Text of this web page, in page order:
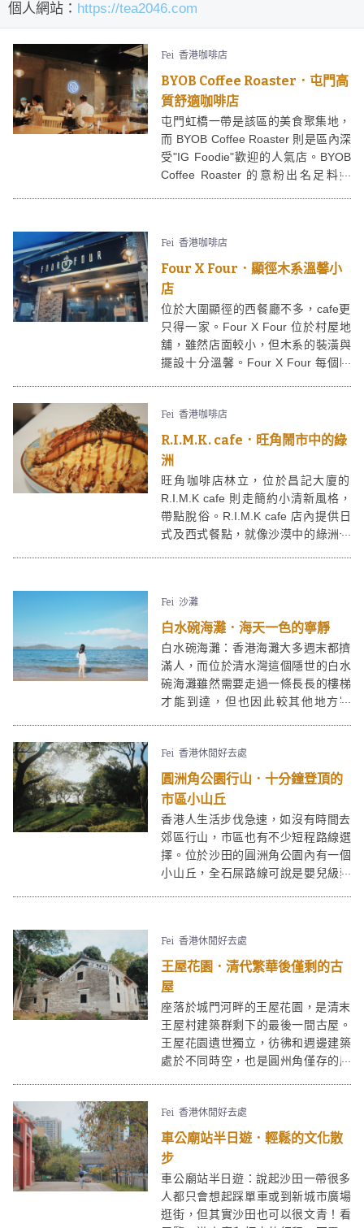
個人網站： https://tea2046.com
Fei 香港咖啡店
BYOB Coffee Roaster．屯門高
質舒適咖啡店
屯門虹橋一帶是該區的美食聚集地，
而 BYOB Coffee Roaster 則是區內深
受"IG Foodie"歡迎的人氣店。BYOB
Coffee Roaster 的意粉出名足料好
Fei 香港咖啡店
Four X Four．顯徑木系溫馨小
店
位於大圍顯徑的西餐廳不多，cafe更
只得一家。Four X Four 位於村屋地
舖，雖然店面較小，但木系的裝潢與
擺設十分溫馨。Four X Four 每個時
Fei 香港咖啡店
R.I.M.K. cafe．旺角鬧市中的綠
洲
旺角咖啡店林立，位於昌記大廈的
R.I.M.K cafe 則走簡約小清新風格，
帶點脫俗。R.I.M.K cafe 店內提供日
式及西式餐點，就像沙漠中的綠洲一
了，必試其招牌名古屋蒲燒饅魚蛋包
意大利飯！
Fei 沙灘
白水碗海灘．海天一色的寧靜
白水碗海灘：香港海灘大多週末都擠
滿人，而位於清水灣這個隱世的白水
碗海灘雖然需要走過一條長長的樓梯
才能到達，但也因此較其他地方寧
Fei 香港休閒好去處
圓洲角公園行山．十分鐘登頂的
市區小山丘
香港人生活步伐急速，如沒有時間去
郊區行山，市區也有不少短程路線選
擇。位於沙田的圓洲角公園內有一個
小山丘，全石屎路線可說是嬰兒級難
Fei 香港休閒好去處
王屋花園．清代繁華後僅剩的古
屋
座落於城門河畔的王屋花園，是清末
王屋村建築群剩下的最後一間古屋。
王屋花園遺世獨立，彷彿和週邊建築
處於不同時空，也是圓州角僅存的歷
Fei 香港休閒好去處
車公廟站半日遊．輕鬆的文化散
步
車公廟站半日遊：說起沙田一帶很多
人都只會想起踩單車或到新城市廣場
逛街，但其實沙田也可以很文青！看